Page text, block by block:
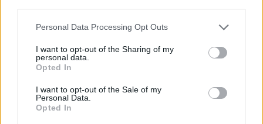
Personal Data Processing Opt Outs
I want to opt-out of the Sharing of my
personal data.
Opted In
I want to opt-out of the Sale of my
Personal Data.
Opted In